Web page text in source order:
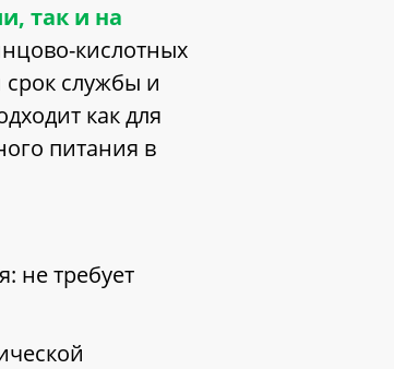
так и на
кислотных
службы и
как для
питания в
не требует